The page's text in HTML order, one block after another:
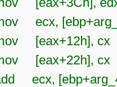
ecx,
[eax+12h], cx
[eax+22h], cx
ecx,